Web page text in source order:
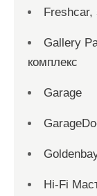
Freshcar,
Gallery
комплекс
Garage
Hi-Fi